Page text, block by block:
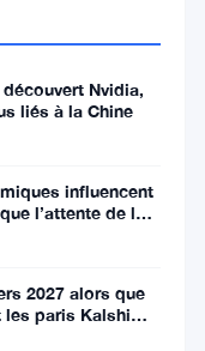
Nvidia,
liés à la Chine
influencent
l’attente de la
2027 alors que
les paris Kalshi